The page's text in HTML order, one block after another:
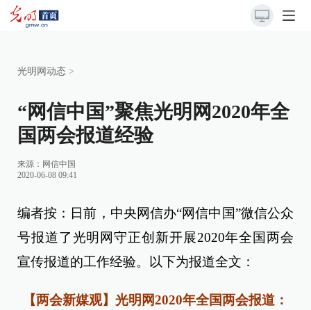
光明网动态 >
“网信中国”聚焦光明网2020年全
国两会报道经验
来源： 网信中国
2020-06-08 09:41
编者按：日前，中央网信办“网信中国”微信公众
号报道了光明网守正创新开展2020年全国两会
宣传报道的工作经验。以下为报道全文：
【两会新媒观】光明网2020年全国两会报道：